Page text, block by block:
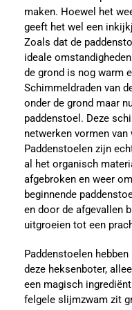
maken. Hoewel het
geeft het wel een
Zoals dat de
ideale
de grond is nog warm
Schimmeldraden van
onder de grond maar
paddenstoel. Deze
netwerken vormen
Paddenstoelen zijn
al het organisch
afgebroken en weer
beginnende
en door de afgevallen
uitgroeien tot een
Paddenstoelen
deze heksenboter,
een magisch
felgele slijmzwam zit